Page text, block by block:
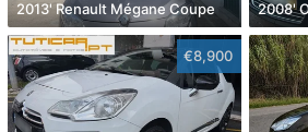
2013' Renault Mégane Coupe 2008'
€8,900